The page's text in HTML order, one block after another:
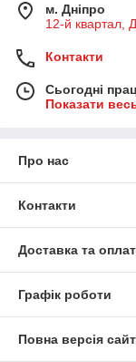
м. Дніпро
12-й квартал,
Контакти
Сьогодні
Показати
Про нас
Контакти
Доставка та
Графік роботи
Повна версія